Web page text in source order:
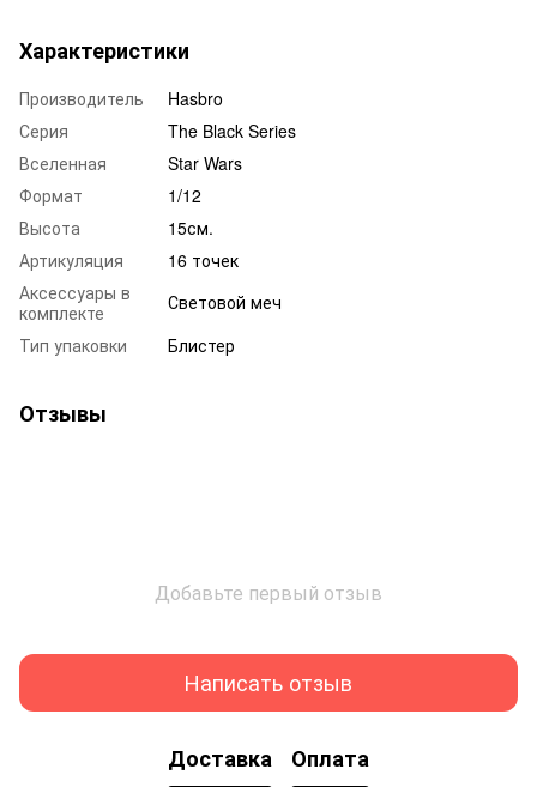
Характеристики
Производитель
Hasbro
Серия
The Black Series
Вселенная
Star Wars
Формат
1/12
Высота
15см.
Артикуляция
16 точек
Аксессуары в
комплекте
Световой меч
Тип упаковки
Блистер
Отзывы
Добавьте первый отзыв
Написать отзыв
Доставка Оплата